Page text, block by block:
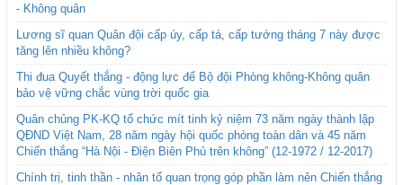
- Không quân
Lương sĩ quan Quân đội cấp úy, cấp tá, cấp tướng tháng 7 này được
tăng lên nhiều không?
Thi đua Quyết thắng - động lực để Bộ đội Phòng không-Không quân
bảo vệ vững chắc vùng trời quốc gia
Quân chủng PK-KQ tổ chức mít tinh kỷ niệm 73 năm ngày thành lập
QĐND Việt Nam, 28 năm ngày hội quốc phòng toàn dân và 45 năm
Chiến thắng “Hà Nội - Điện Biên Phủ trên không” (12-1972 / 12-2017)
Chính trị, tinh thần - nhân tố quan trọng góp phần làm nên Chiến thắng